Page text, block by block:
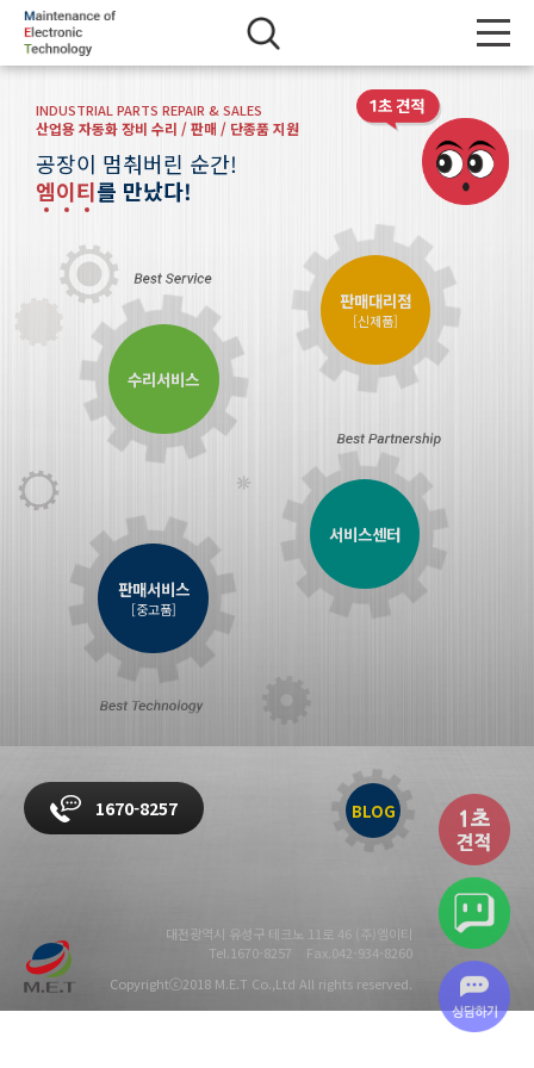
INDUSTRIAL PARTS REPAIR & SALES
산업용 자동화 장비 수리 / 판매 / 단종품 지원
공장이 멈춰버린 순간!
엠이티를 만났다!
판매대리점
[신제품]
서비스센터
수리서비스
판매서비스
[중고품]
BLOG
1670-8257
대전광역시 유성구 테크노 11로 46 (주)엠이티
Tel.1670-8257
Fax.042-934-8260
Copyrightⓒ2018 M.E.T Co.,Ltd All rights reserved.